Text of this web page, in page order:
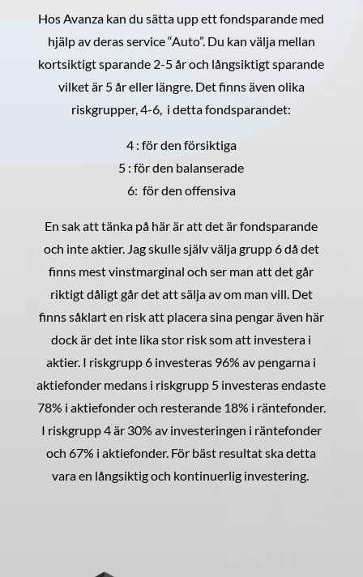
Hos Avanza kan du sätta upp ett fondsparande med
hjälp av deras service “Auto”. Du kan välja mellan
kortsiktigt sparande 2-5 år och långsiktigt sparande
vilket är 5 år eller längre. Det finns även olika
riskgrupper, 4-6, i detta fondsparandet:
4 : för den försiktiga
5 : för den balanserade
6: för den offensiva
En sak att tänka på här är att det är fondsparande
och inte aktier. Jag skulle själv välja grupp 6 då det
finns mest vinstmarginal och ser man att det går
riktigt dåligt går det att sälja av om man vill. Det
finns såklart en risk att placera sina pengar även här
dock är det inte lika stor risk som att investera i
aktier. I riskgrupp 6 investeras 96% av pengarna i
aktiefonder medans i riskgrupp 5 investeras endaste
78% i aktiefonder och resterande 18% i räntefonder.
I riskgrupp 4 är 30% av investeringen i räntefonder
och 67% i aktiefonder. För bäst resultat ska detta
vara en långsiktig och kontinuerlig investering.